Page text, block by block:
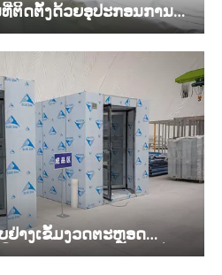
ຕິດຕັ້ງດ້ວຍອຸປະກອນການ
ງ.
ຢ່າງເຂັ້ມງວດຕະຫຼອດ
ມາດຕະຖານສອງຢ່າງເຂັ້ມ